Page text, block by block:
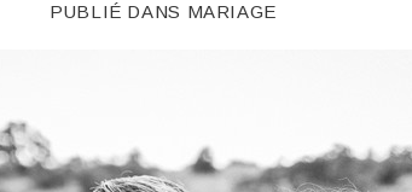
PUBLIÉ DANS MARIAGE